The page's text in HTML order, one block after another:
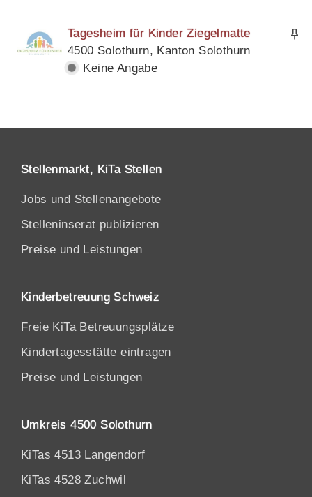
Tagesheim für Kinder Ziegelmatte
4500 Solothurn, Kanton Solothurn
Keine Angabe
Stellenmarkt, KiTa Stellen
Jobs und Stellenangebote
Stelleninserat publizieren
Preise und Leistungen
Kinderbetreuung Schweiz
Freie KiTa Betreuungsplätze
Kindertagesstätte eintragen
Preise und Leistungen
Umkreis 4500 Solothurn
KiTas 4513 Langendorf
KiTas 4528 Zuchwil